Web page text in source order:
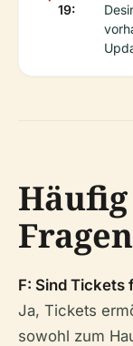
19:
F: Sind Tickets
Ja, Tickets
sowohl zum